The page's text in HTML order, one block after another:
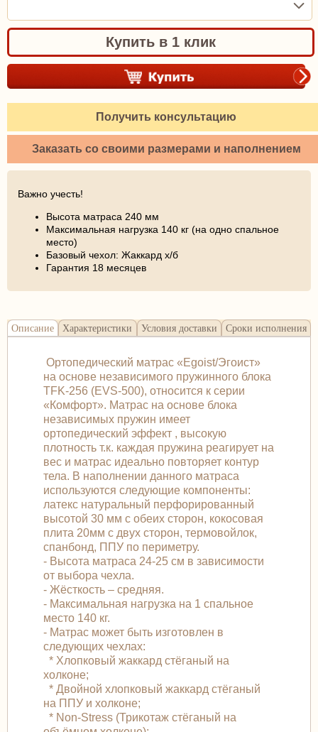
Купить в 1 клик
Получить консультацию
Заказать со своими размерами и наполнением
Важно учесть!
Высота матраса 240 мм
Максимальная нагрузка 140 кг (на одно спальное
место)
Базовый чехол: Жаккард х/б
Гарантия 18 месяцев
Описание Характеристики Условия доставки Сроки исполнения
Ортопедический матрас «Egoist/Эгоист»
на основе независимого пружинного блока
TFK-256 (EVS-500), относится к серии
«Комфорт». Матраc на основе блока
независимых пружин имеет
ортопедический эффект , высокую
плотность т.к. каждая пружина реагирует на
вес и матрас идеально повторяет контур
тела. В наполнении данного матраса
используются следующие компоненты:
латекс натуральный перфорированный
высотой 30 мм с обеих сторон, кокосовая
плита 20мм с двух сторон, термовойлок,
спанбонд, ППУ по периметру.
- Высота матраса 24-25 см в зависимости
от выбора чехла.
- Жёсткость – средняя.
- Максимальная нагрузка на 1 спальное
место 140 кг.
- Матрас может быть изготовлен в
следующих чехлах:
* Хлопковый жаккард стёганый на
холконе;
* Двойной хлопковый жаккард стёганый
на ППУ и холконе;
* Non-Stress (Трикотаж стёганый на